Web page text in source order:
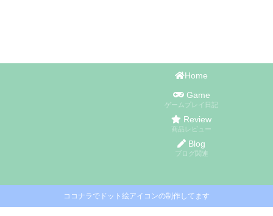
Home
Game
ゲームプレイ日記
Review
商品レビュー
Blog
ブログ関連
ココナラでドット絵アイコンの制作してます